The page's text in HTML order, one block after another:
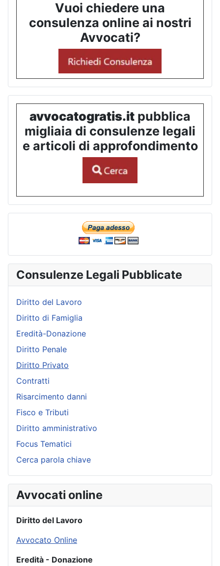
Vuoi chiedere una
consulenza online ai nostri
Avvocati?
avvocatogratis.it pubblica
migliaia di consulenze legali
e articoli di approfondimento
Consulenze Legali Pubblicate
Diritto del Lavoro
Diritto di Famiglia
Eredità-Donazione
Diritto Penale
Diritto Privato
Contratti
Risarcimento danni
Fisco e Tributi
Diritto amministrativo
Focus Tematici
Cerca parola chiave
Avvocati online
Diritto del Lavoro
Avvocato Online
Eredità - Donazione